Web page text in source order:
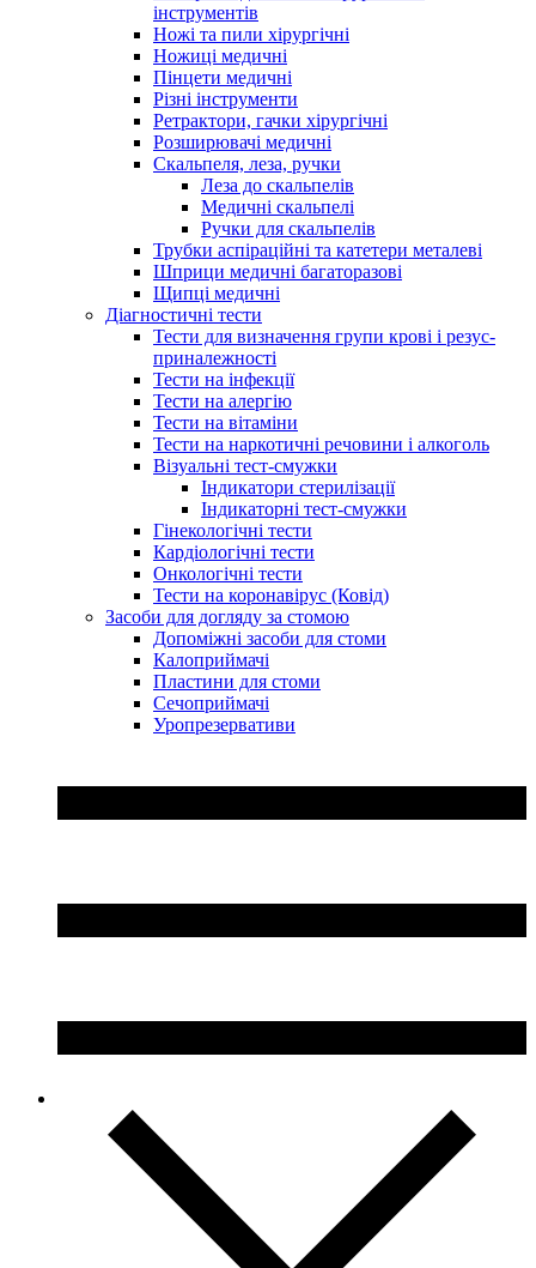
інструментів
Ножі та пили хірургічні
Ножиці медичні
Пінцети медичні
Різні інструменти
Ретрактори, гачки хірургічні
Розширювачі медичні
Скальпеля, леза, ручки
Леза до скальпелів
Медичні скальпелі
Ручки для скальпелів
Трубки аспіраційні та катетери металеві
Шприци медичні багаторазові
Щипці медичні
Діагностичні тести
Тести для визначення групи крові і резус-
приналежності
Тести на інфекції
Тести на алергію
Тести на вітаміни
Тести на наркотичні речовини і алкоголь
Візуальні тест-смужки
Індикатори стерилізації
Індикаторні тест-смужки
Гінекологічні тести
Кардіологічні тести
Онкологічні тести
Тести на коронавірус (Ковід)
Засоби для догляду за стомою
Допоміжні засоби для стоми
Калоприймачі
Пластини для стоми
Сечоприймачі
Уропрезервативи